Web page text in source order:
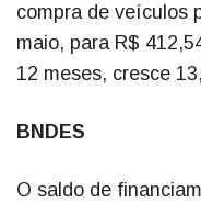
compra de veículos
maio, para R$
12 meses, cresce
BNDES
O saldo de